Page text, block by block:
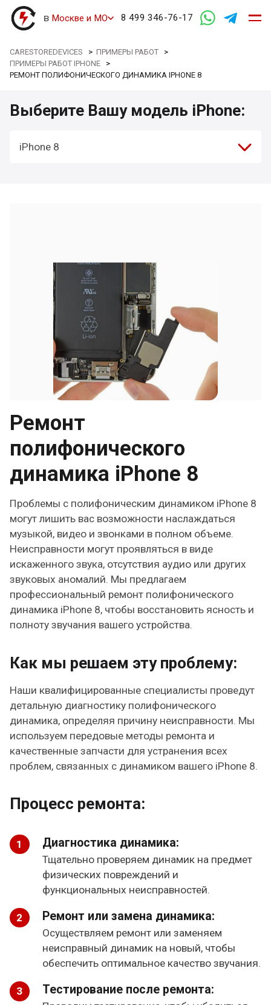
в Москве и МО 8 499 346-76-17
CARESTOREDEVICES >ПРИМЕРЫ РАБОТ >
ПРИМЕРЫ РАБОТ IPHONE >
РЕМОНТ ПОЛИФОНИЧЕСКОГО ДИНАМИКА IPHONE 8
Выберите Вашу модель iPhone:
iPhone 8
Ремонт
полифонического
динамика iPhone 8
Проблемы с полифоническим динамиком iPhone 8
могут лишить вас возможности наслаждаться
музыкой, видео и звонками в полном объеме.
Неисправности могут проявляться в виде
искаженного звука, отсутствия аудио или других
звуковых аномалий. Мы предлагаем
профессиональный ремонт полифонического
динамика iPhone 8, чтобы восстановить ясность и
полноту звучания вашего устройства.
Как мы решаем эту проблему:
Наши квалифицированные специалисты проведут
детальную диагностику полифонического
динамика, определяя причину неисправности. Мы
используем передовые методы ремонта и
качественные запчасти для устранения всех
проблем, связанных с динамиком вашего iPhone 8.
Процесс ремонта:
Диагностика динамика:
Тщательно проверяем динамик на предмет
физических повреждений и
функциональных неисправностей.
Ремонт или замена динамика:
Осуществляем ремонт или заменяем
неисправный динамик на новый, чтобы
обеспечить оптимальное качество звучания.
Тестирование после ремонта: